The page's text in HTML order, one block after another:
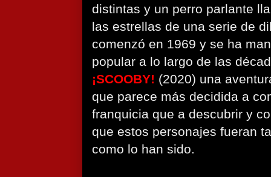
distintas y un perro parlante
las estrellas de una serie de
comenzó en 1969 y se ha
popular a lo largo de las
¡SCOOBY! (2020) una
que parece más decidida a
franquicia que a descubrir y
que estos personajes fueran
como lo han sido.